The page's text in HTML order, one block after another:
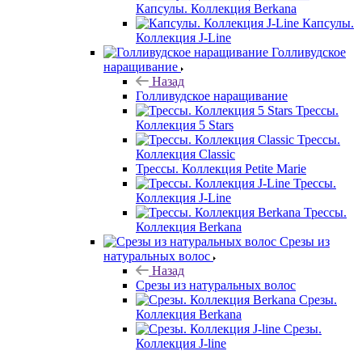
Капсулы. Коллекция Berkana
Капсулы.
Коллекция J-Line
Голливудское
наращивание
Назад
Голливудское наращивание
Трессы.
Коллекция 5 Stars
Трессы.
Коллекция Classic
Трессы. Коллекция Petite Marie
Трессы.
Коллекция J-Line
Трессы.
Коллекция Berkana
Срезы из
натуральных волос
Назад
Срезы из натуральных волос
Срезы.
Коллекция Berkana
Срезы.
Коллекция J-line